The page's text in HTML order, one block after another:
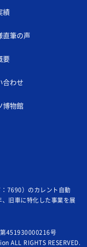
績
直筆の声
要
合わせ
博物館
7690）のカレント自動
旧車に特化した事業を展
451930000216号
ALL RIGHTS RESERVED.